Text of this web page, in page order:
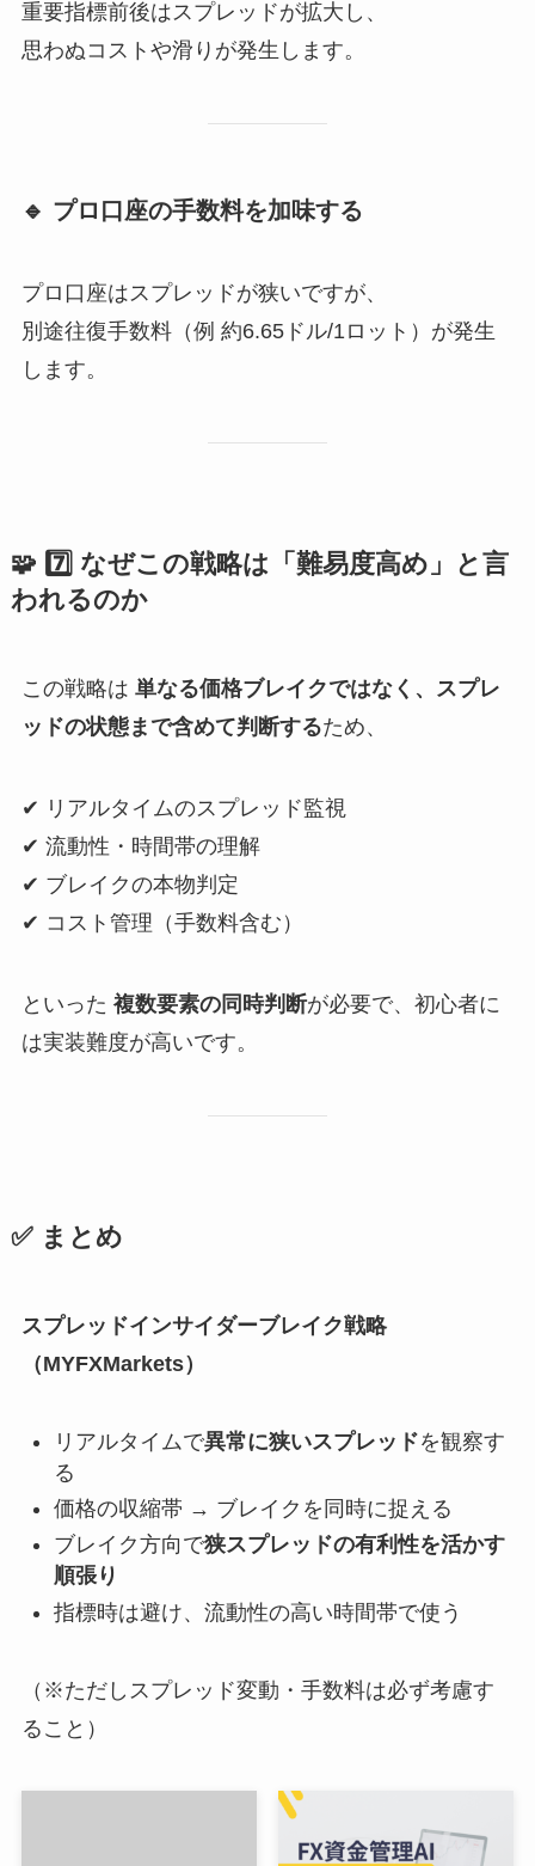
重要指標前後はスプレッドが拡大し、
思わぬコストや滑りが発生します。
🔹 プロ口座の手数料を加味する
プロ口座はスプレッドが狭いですが、
別途往復手数料（例 約6.65ドル/1ロット）が発生
します。
🧩 7️⃣ なぜこの戦略は「難易度高め」と言
われるのか
この戦略は 単なる価格ブレイクではなく、スプレ
ッドの状態まで含めて判断するため、
✔ リアルタイムのスプレッド監視
✔ 流動性・時間帯の理解
✔ ブレイクの本物判定
✔ コスト管理（手数料含む）
といった 複数要素の同時判断が必要で、初心者に
は実装難度が高いです。
✅ まとめ
スプレッドインサイダーブレイク戦略
（MYFXMarkets）
リアルタイムで異常に狭いスプレッドを観察す
る
価格の収縮帯 → ブレイクを同時に捉える
ブレイク方向で狭スプレッドの有利性を活かす
順張り
指標時は避け、流動性の高い時間帯で使う
（※ただしスプレッド変動・手数料は必ず考慮す
ること）